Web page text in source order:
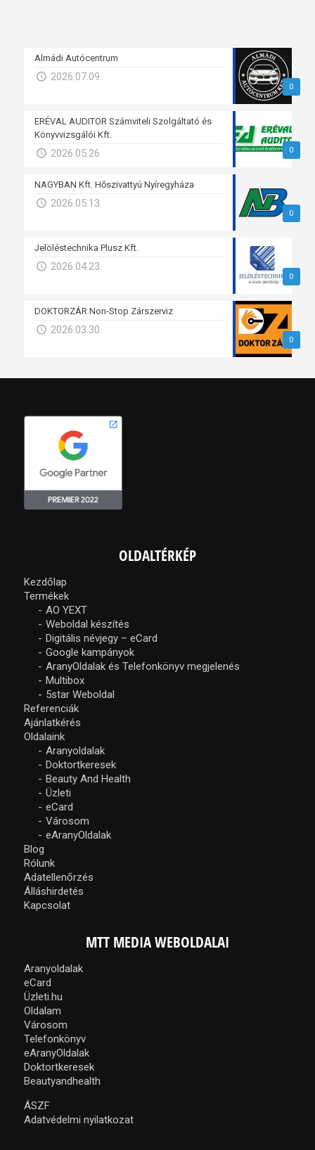
0
Almádi Autócentrum
2026.07.09.
0
ERÉVAL AUDITOR Számviteli Szolgáltató és
Könyvvizsgálói Kft.
2026.05.26.
0
NAGYBAN Kft. Hőszivattyú Nyíregyháza
2026.05.13.
0
Jelöléstechnika Plusz Kft.
2026.04.23.
0
DOKTORZÁR Non-Stop Zárszerviz
2026.03.30.
OLDALTÉRKÉP
Kezdőlap
Termékek
AO YEXT
Weboldal készítés
Digitális névjegy – eCard
Google kampányok
AranyOldalak és Telefonkönyv megjelenés
Multibox
5star Weboldal
Referenciák
Ajánlatkérés
Oldalaink
Aranyoldalak
Doktortkeresek
Beauty And Health
Üzleti
eCard
Városom
eAranyOldalak
Blog
Rólunk
Adatellenőrzés
Álláshirdetés
Kapcsolat
MTT MEDIA WEBOLDALAI
Aranyoldalak
eCard
Üzleti.hu
Oldalam
Városom
Telefonkönyv
eAranyOldalak
Doktortkeresek
Beautyandhealth
ÁSZF
Adatvédelmi nyilatkozat